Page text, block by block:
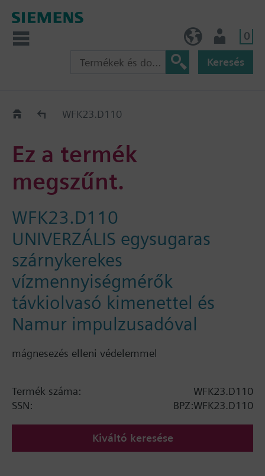
0
Keresés
Régi-Új Kiváltási segédlet
WFK23.D110
Ez a termék
megszűnt.
WFK23.D110
UNIVERZÁLIS egysugaras
szárnykerekes
vízmennyiségmérők
távkiolvasó kimenettel és
Namur impulzusadóval
mágnesezés elleni védelemmel
Termék száma:
WFK23.D110
SSN:
BPZ:WFK23.D110
Kiváltó keresése